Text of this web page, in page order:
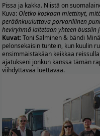
Pissa ja kakka. Niistä on
Kuva: Oletko koskaan miettinyt,
peräänkuuluttava porvarillinen
heviryhmä laitetaan yhteen bussiin
Kuvat:Toni Salminen & bändi
pelonsekaisin tuntein, kun kuulin
ensimmäistäkään keikkaa
ajatukseni jonkun kanssa tämän
viihdyttävää luettavaa.